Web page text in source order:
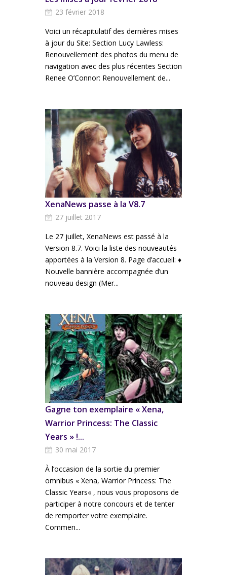
23 février 2018
Voici un récapitulatif des dernières mises
à jour du Site: Section Lucy Lawless:
Renouvellement des photos du menu de
navigation avec des plus récentes Section
Renee O’Connor: Renouvellement de...
XenaNews passe à la V8.7
27 juillet 2017
Le 27 juillet, XenaNews est passé à la
Version 8.7. Voici la liste des nouveautés
apportées à la Version 8. Page d’accueil: ♦
Nouvelle bannière accompagnée d’un
nouveau design (Mer...
Gagne ton exemplaire « Xena,
Warrior Princess: The Classic
Years » !...
30 mai 2017
À l’occasion de la sortie du premier
omnibus « Xena, Warrior Princess: The
Classic Years« , nous vous proposons de
participer à notre concours et de tenter
de remporter votre exemplaire.
Commen...